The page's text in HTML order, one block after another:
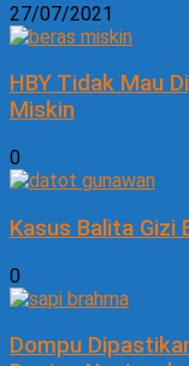
27/07/2021
HBY Tidak Mau
Miskin
0
Kasus Balita Gizi
0
Dompu